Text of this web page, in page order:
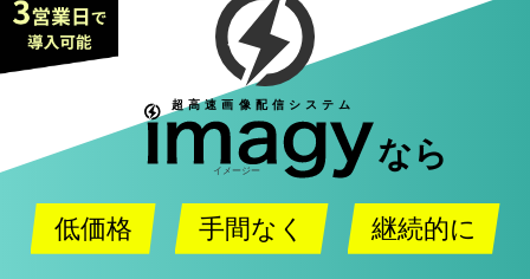
低価格 手間なく 継続的に